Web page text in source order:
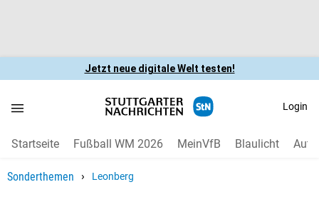
Jetzt neue digitale Welt testen!
Login
Startseite Fußball WM 2026 MeinVfB Blaulicht Auto
Sonderthemen › Leonberg